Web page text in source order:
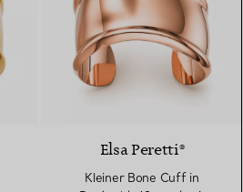
Elsa Peretti®
Kleiner Bone Cuff in